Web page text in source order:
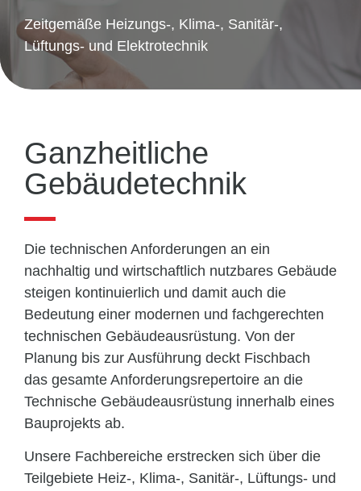
Zeitgemäße Heizungs-, Klima-, Sanitär-,
Lüftungs- und Elektrotechnik
Ganzheitliche
Gebäude­technik
Die technischen Anforderungen an ein
nachhaltig und wirtschaftlich nutzbares Gebäude
steigen kontinuierlich und damit auch die
Bedeutung einer modernen und fachgerechten
technischen Gebäude­­ausrüstung. Von der
Planung bis zur Ausführung deckt Fischbach
das gesamte Anfor­derungs­repertoire an die
Technische Gebäude­­ausrüstung innerhalb eines
Bauprojekts ab.
Unsere Fachbereiche erstrecken sich über die
Teilgebiete Heiz-, Klima-, Sanitär-, Lüftungs- und